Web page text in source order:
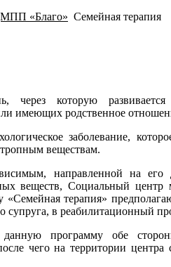
«Благо» Семейная терапия
которую развивается
имеющих родственное
заболевание,
веществам.
направленной на его
веществ, Социальный центр
«Семейная терапия»
супруга, в реабилитационный
данную программу обе
чего на территории центра